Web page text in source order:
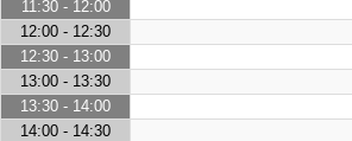
11:30 - 12:00
12:00 - 12:30
12:30 - 13:00
13:00 - 13:30
13:30 - 14:00
14:00 - 14:30